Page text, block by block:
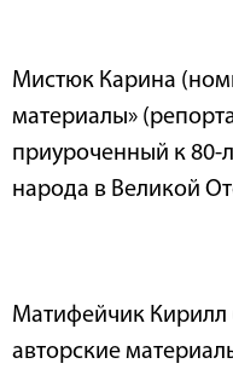
Мистюк Карина
материалы»
приуроченный к 80-
народа в Великой
Матифейчик
авторские